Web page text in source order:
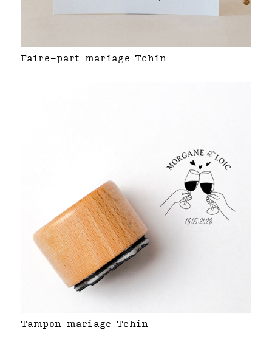
Faire-part mariage Tchin
Tampon mariage Tchin